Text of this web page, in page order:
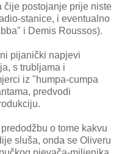
čije postojanje prije niste
stanice, i eventualno
i Demis Roussos).
pijanički napjevi
s trubljama i
iz "humpa-cumpa
predvodi
o tome kakvu
sluša, onda se Oliveru